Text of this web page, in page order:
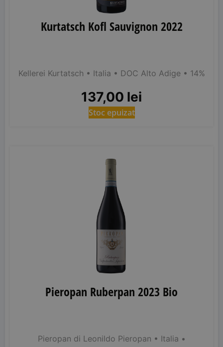
Kurtatsch Kofl Sauvignon 2022
Kellerei Kurtatsch • Italia • DOC Alto Adige• 14%
137,00 lei
Stoc epuizat
Pieropan Ruberpan 2023 Bio
Pieropan di Leonildo Pieropan • Italia •